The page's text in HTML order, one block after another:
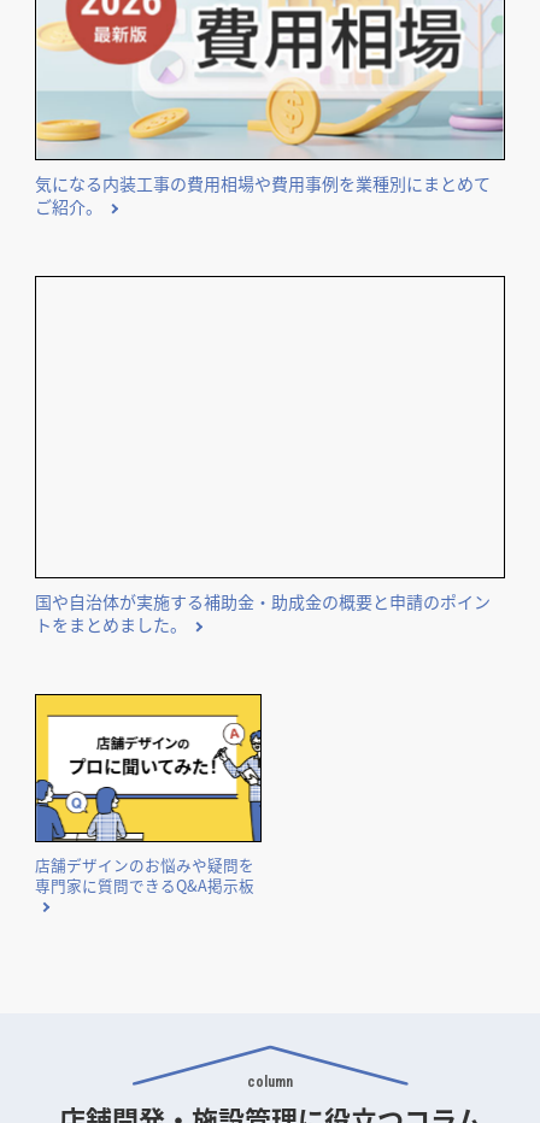
エリア・業種などのテーマ別に独自集計したランキングを公
開しています。
国や自治体が実施する補助金・助成金の概要と申請のポイン
トをまとめました。